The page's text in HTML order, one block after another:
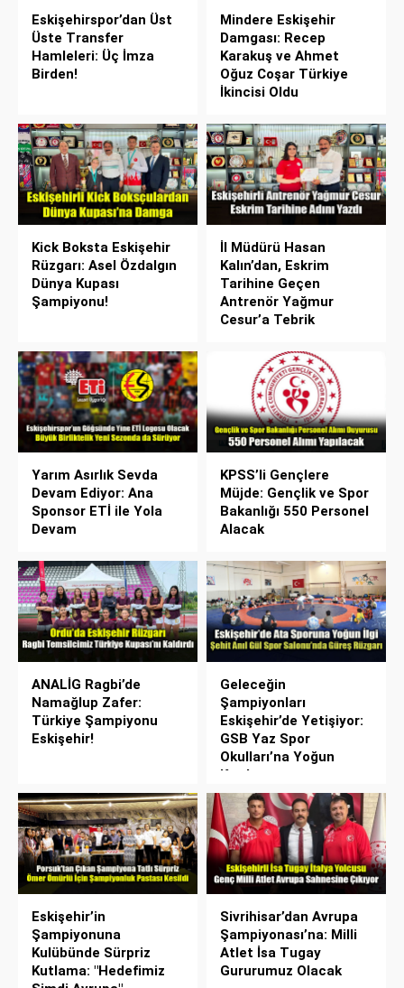
Eskişehirspor’dan Üst
Üste Transfer
Hamleleri: Üç İmza
Birden!
Mindere Eskişehir
Damgası: Recep
Karakuş ve Ahmet
Oğuz Coşar Türkiye
İkincisi Oldu
Kick Boksta Eskişehir
Rüzgarı: Asel Özdalgın
Dünya Kupası
Şampiyonu!
İl Müdürü Hasan
Kalın’dan, Eskrim
Tarihine Geçen
Antrenör Yağmur
Cesur’a Tebrik
Yarım Asırlık Sevda
Devam Ediyor: Ana
Sponsor ETİ ile Yola
Devam
KPSS’li Gençlere
Müjde: Gençlik ve Spor
Bakanlığı 550 Personel
Alacak
ANALİG Ragbi’de
Namağlup Zafer:
Türkiye Şampiyonu
Eskişehir!
Geleceğin
Şampiyonları
Eskişehir’de Yetişiyor:
GSB Yaz Spor
Okulları’na Yoğun
Katılım
Eskişehir’in
Şampiyonuna
Kulübünde Sürpriz
Kutlama: "Hedefimiz
Sivrihisar’dan Avrupa
Şampiyonası’na: Milli
Atlet İsa Tugay
Gururumuz Olacak